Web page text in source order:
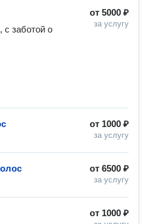
от 5000 ₽
за услугу
с заботой о
от 1000 ₽
за услугу
от 6500 ₽
за услугу
от 1000 ₽